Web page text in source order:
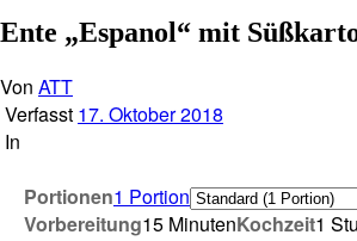
Ente „Espanol“ mit
Von ATT
Verfasst 17. Oktober 2018
In
Por­tio­nen1 Por­ti­on
Vor­be­rei­tung15 Minu­tenKoch­zeit1